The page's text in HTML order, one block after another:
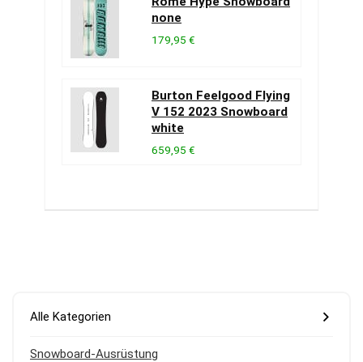
none
179,95 €
Burton Feelgood Flying
V 152 2023 Snowboard
white
659,95 €
Alle Kategorien
Snowboard-Ausrüstung